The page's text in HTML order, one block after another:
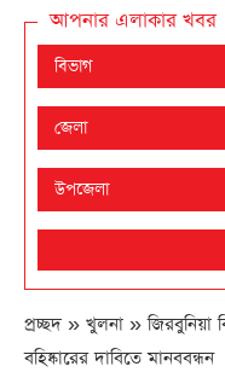
আপনার এলাকার খবর
প্রচ্ছদ » খুলনা »জিরবুনিয়া
বহিষ্কারের দাবিতে মানববন্ধন